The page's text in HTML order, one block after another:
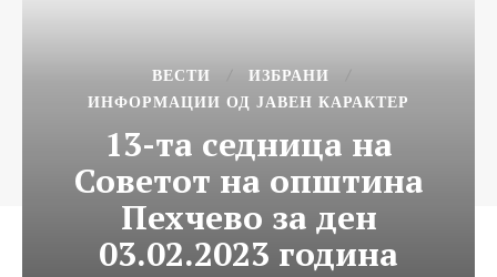
ВЕСТИ
ИЗБРАНИ
ИНФОРМАЦИИ ОД ЈАВЕН КАРАКТЕР
13-та седница на
Советот на општина
Пехчево за ден
03.02.2023 година